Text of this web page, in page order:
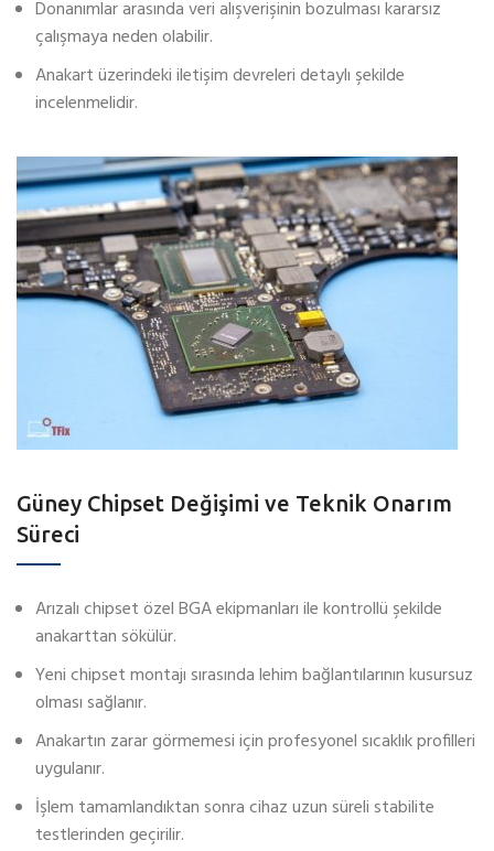
Donanımlar arasında veri alışverişinin bozulması kararsız
çalışmaya neden olabilir.
Anakart üzerindeki iletişim devreleri detaylı şekilde
incelenmelidir.
Güney Chipset Değişimi ve Teknik Onarım
Süreci
Arızalı chipset özel BGA ekipmanları ile kontrollü şekilde
anakarttan sökülür.
Yeni chipset montajı sırasında lehim bağlantılarının kusursuz
olması sağlanır.
Anakartın zarar görmemesi için profesyonel sıcaklık profilleri
uygulanır.
İşlem tamamlandıktan sonra cihaz uzun süreli stabilite
testlerinden geçirilir.